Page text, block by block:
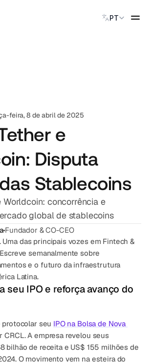
PT
instantly
feira, 8 de abril de 2025
e
Disputa
Stablecoins
Worldcoin: concorrência e
global de stablecoins
Fundador & CO-CEO
das principais vozes em Fintech &
semanalmente sobre
e o futuro da infraestrutura
Latina.
seu IPO e reforça avanço do
protocolar seu IPO na Bolsa de Nova
CRCL. A empresa revelou seus
bilhão de receita e US$ 155 milhões de
O movimento vem na esteira do